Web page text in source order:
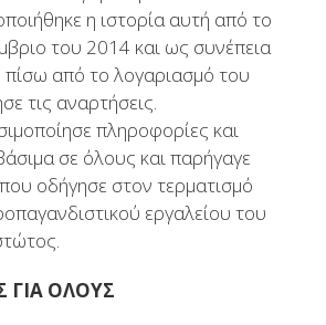
η ιστορία αυτή από το
του 2014 και ως συνέπεια
από το λογαριασμό του
τις αναρτήσεις.
πληροφορίες και
σε όλους και παρήγαγε
οδήγησε στον τερματισμό
εργαλείου του
ΓΙΑ ΟΛΟΥΣ